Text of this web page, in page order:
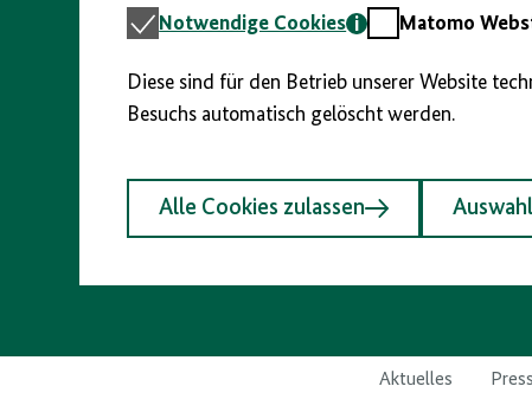
Notwendige
Notwendige Cookies
MatomoMatomo
Diese sind für den Betrieb unserer Website
Besuchs automatisch gelöscht werden.
Alle Cookies zulassen
Aktuelles